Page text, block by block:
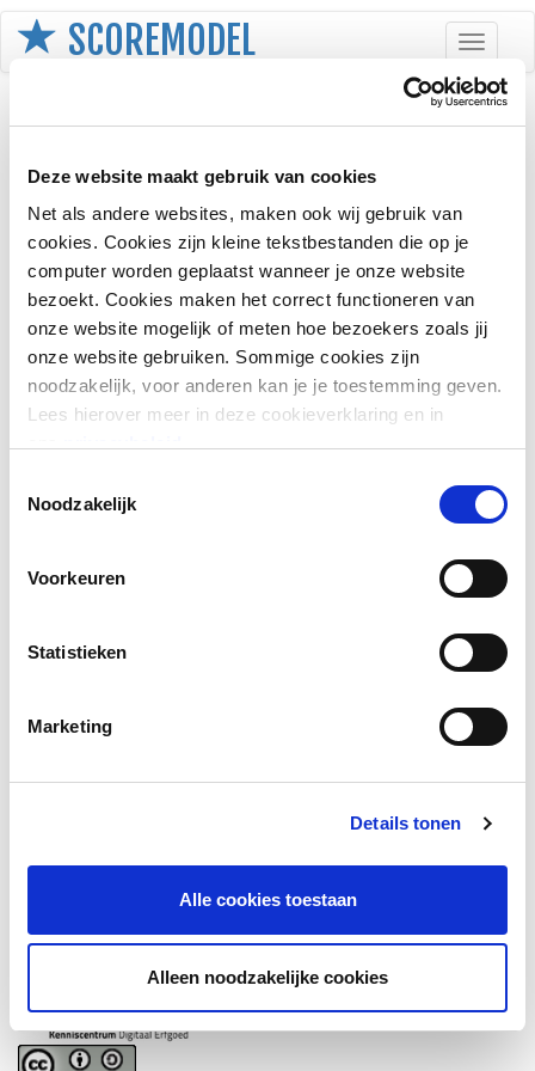
Deze website maakt gebruik van cookies
Net als andere websites, maken ook wij gebruik van
cookies. Cookies zijn kleine tekstbestanden die op je
computer worden geplaatst wanneer je onze website
bezoekt. Cookies maken het correct functioneren van
onze website mogelijk of meten hoe bezoekers zoals jij
onze website gebruiken. Sommige cookies zijn
noodzakelijk, voor anderen kan je je toestemming geven.
Lees hierover meer in deze cookieverklaring en in
Noodzakelijk
Voorkeuren
Statistieken
Marketing
Details tonen
Alle cookies toestaan
Alleen noodzakelijke cookies
Toggle
SCOREMODEL
Registreren
Wachtwoord
Bevestig wachtwoord
Grootte organisatie (optioneel)